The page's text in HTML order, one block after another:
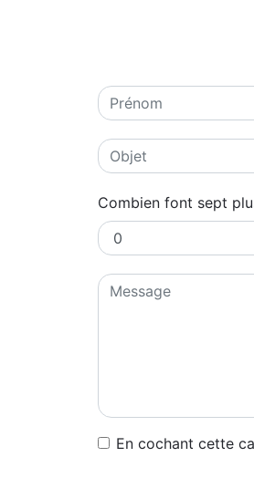
Combien font sept
En cochant cette